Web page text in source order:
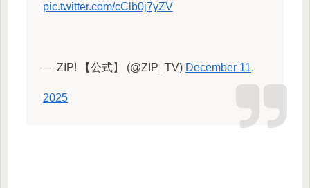
pic.twitter.com/cClb0j7yZV
— ZIP! 【公式】 (@ZIP_TV) December 11,
2025